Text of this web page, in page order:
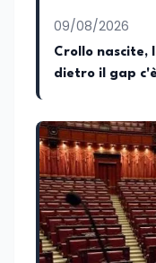
Rosso
nazionale. Per tre
09/08/2026
Crollo nascite,
dietro il gap